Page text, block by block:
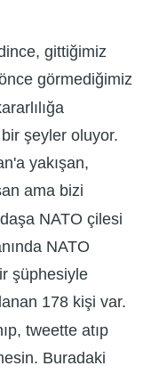
gittiğimiz
görmediğimiz
şeyler oluyor.
yakışan,
ama bizi
NATO çilesi
NATO
şüphesiyle
178 kişi var.
tweette atıp
Buradaki